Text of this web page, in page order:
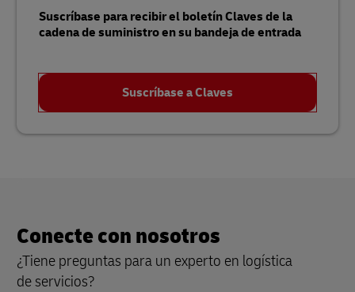
Suscríbase para recibir el boletín Claves de la
cadena de suministro en su bandeja de entrada
Suscríbase a Claves
Conecte con nosotros
¿Tiene preguntas para un experto en logística
de servicios?